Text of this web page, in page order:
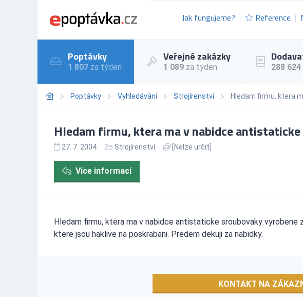
Jak fungujeme? Reference
Poptávky
1 807 za týden
Veřejné zakázky
1 089 za týden 288 624
Poptávky Vyhledávání Strojírenství Hledam firmu, ktera
Hledam firmu, ktera ma v nabidce
27. 7. 2004 Strojírenství [Nelze určit]
Více informací
Hledam firmu, ktera ma v nabidce antistaticke sroubovaky vyrobene
ktere jsou haklive na poskrabani. Predem dekuji za nabidky.
KONTAKT NA